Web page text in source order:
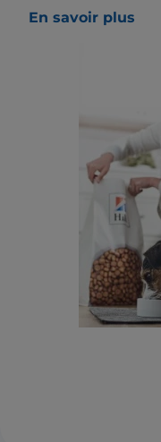
En savoir plus